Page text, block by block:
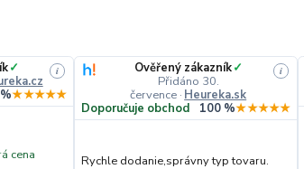
✓
i
★★★★★
cena
Ověřený zákazník✓
Přidáno 30.
července · Heureka.sk
i
Doporučuje obchod 100 %★★★★★
Rychle dodanie,správny typ tovaru.